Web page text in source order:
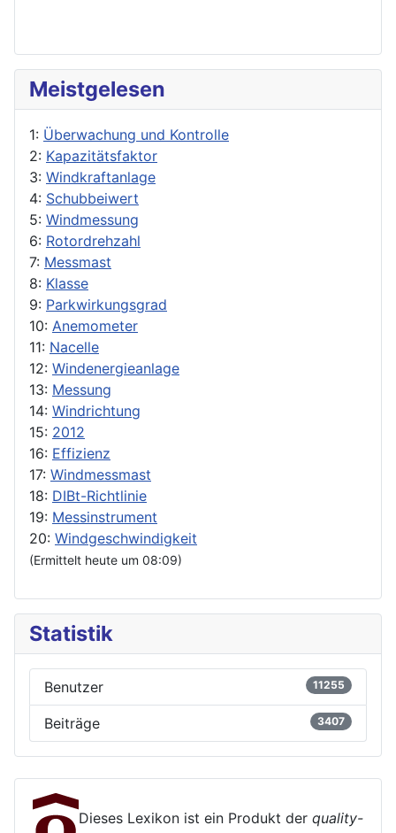
Meistgelesen
1: Überwachung und Kontrolle
2: Kapazitätsfaktor
3: Windkraftanlage
4: Schubbeiwert
5: Windmessung
6: Rotordrehzahl
7: Messmast
8: Klasse
9: Parkwirkungsgrad
10: Anemometer
11: Nacelle
12: Windenergieanlage
13: Messung
14: Windrichtung
15: 2012
16: Effizienz
17: Windmessmast
18: DIBt-Richtlinie
19: Messinstrument
20: Windgeschwindigkeit
(Ermittelt heute um 08:09)
Statistik
Benutzer 11255
Beiträge 3407
Dieses Lexikon ist ein Produkt der quality-